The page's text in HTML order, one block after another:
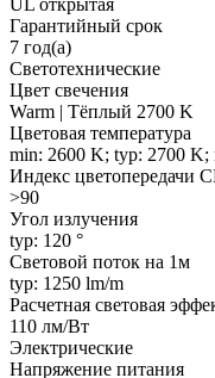
Гарантийный срок
7 год(а)
Светотехнические
Цвет свечения
Warm | Тёплый 2700 K
Цветовая температура
min: 2600 K; typ: 2700 K;
Индекс цветопередачи
>90
Угол излучения
typ: 120 °
Световой поток на 1м
typ: 1250 lm/m
Расчетная световая
110 лм/Вт
Электрические
Напряжение питания